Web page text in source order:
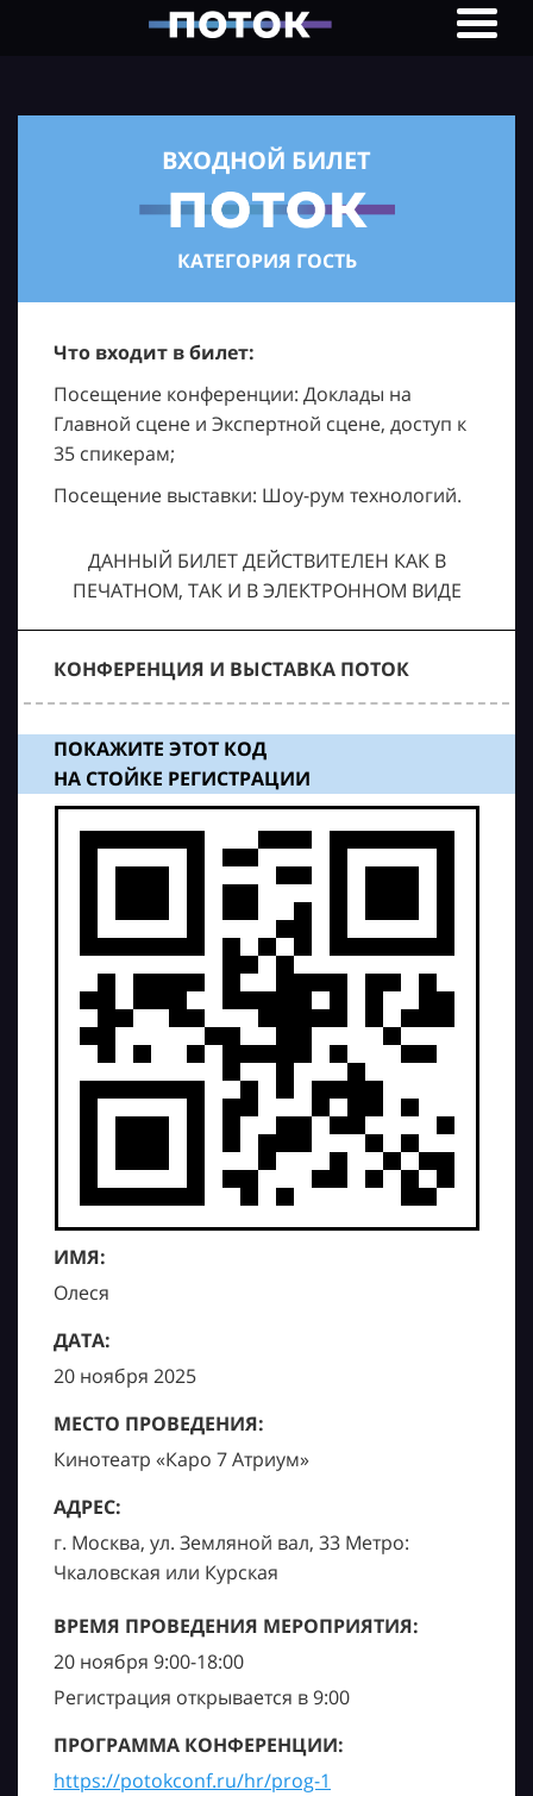
ВХОДНОЙ БИЛЕТ
КАТЕГОРИЯ ГОСТЬ
Что входит в билет:
Посещение конференции: Доклады на
Главной сцене и Экспертной сцене, доступ к
35 спикерам;
Посещение выставки: Шоу-рум технологий.
ДАННЫЙ БИЛЕТ ДЕЙСТВИТЕЛЕН КАК В
ПЕЧАТНОМ, ТАК И В ЭЛЕКТРОННОМ ВИДЕ
КОНФЕРЕНЦИЯ И ВЫСТАВКА ПОТОК
ПОКАЖИТЕ ЭТОТ КОД
НА СТОЙКЕ РЕГИСТРАЦИИ
ИМЯ:
Олеся
ДАТА:
20 ноября 2025
МЕСТО ПРОВЕДЕНИЯ:
Кинотеатр «Каро 7 Атриум»
АДРЕС:
г. Москва, ул. Земляной вал, 33 Метро:
Чкаловская или Курская
ВРЕМЯ ПРОВЕДЕНИЯ МЕРОПРИЯТИЯ:
20 ноября 9:00-18:00
Регистрация открывается в 9:00
ПРОГРАММА КОНФЕРЕНЦИИ:
https://potokconf.ru/hr/prog-1